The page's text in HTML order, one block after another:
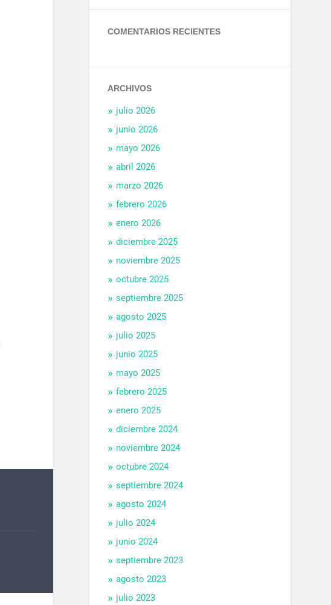
COMENTARIOS RECIENTES
ARCHIVOS
julio 2026
junio 2026
mayo 2026
abril 2026
marzo 2026
febrero 2026
enero 2026
diciembre 2025
noviembre 2025
octubre 2025
septiembre 2025
agosto 2025
julio 2025
junio 2025
mayo 2025
febrero 2025
enero 2025
diciembre 2024
noviembre 2024
octubre 2024
septiembre 2024
agosto 2024
julio 2024
junio 2024
septiembre 2023
agosto 2023
julio 2023